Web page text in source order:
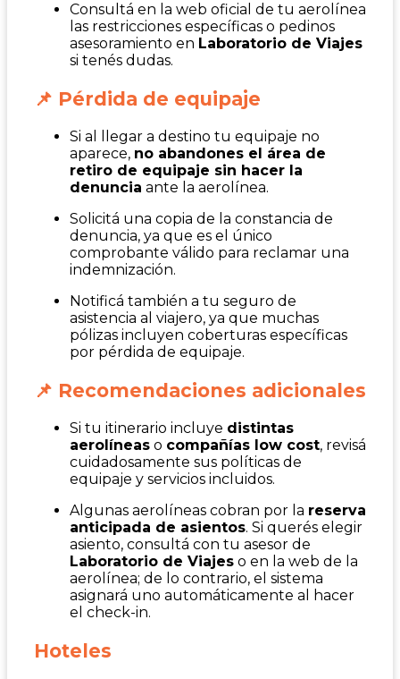
Consultá en la web oficial de tu aerolínea
las restricciones específicas o pedinos
asesoramiento en Laboratorio de Viajes
si tenés dudas.
📌 Pérdida de equipaje
Si al llegar a destino tu equipaje no
aparece, no abandones el área de
retiro de equipaje sin hacer la
denuncia ante la aerolínea.
Solicitá una copia de la constancia de
denuncia, ya que es el único
comprobante válido para reclamar una
indemnización.
Notificá también a tu seguro de
asistencia al viajero, ya que muchas
pólizas incluyen coberturas específicas
por pérdida de equipaje.
📌 Recomendaciones adicionales
Si tu itinerario incluye distintas
aerolíneas o compañías low cost, revisá
cuidadosamente sus políticas de
equipaje y servicios incluidos.
Algunas aerolíneas cobran por la reserva
anticipada de asientos. Si querés elegir
asiento, consultá con tu asesor de
Laboratorio de Viajes o en la web de la
aerolínea; de lo contrario, el sistema
asignará uno automáticamente al hacer
el check-in.
Hoteles